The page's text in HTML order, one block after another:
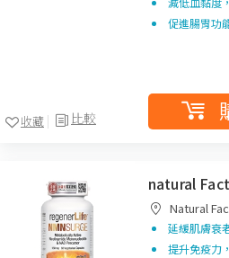
比較
收藏
促進腸胃功
natural
Natural
延緩肌膚衰
提升免疫力